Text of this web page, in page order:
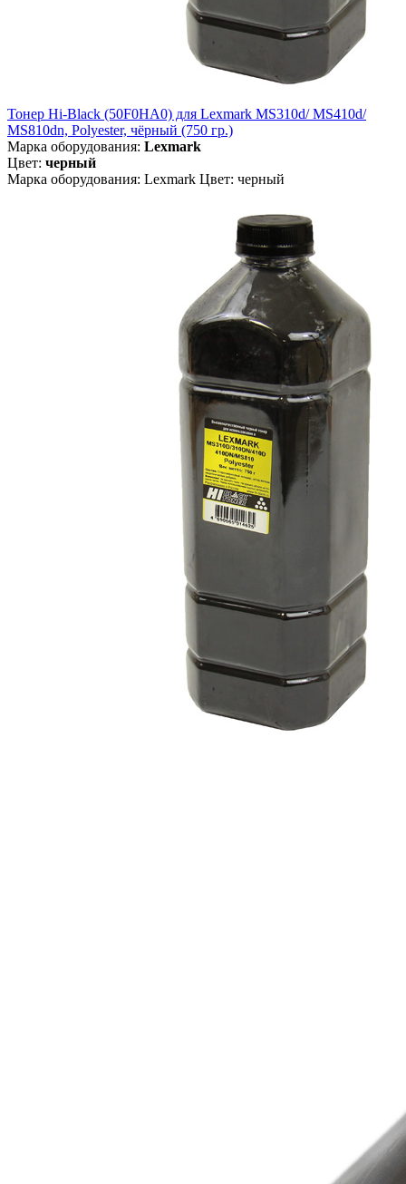
Тонер Hi-Black (50F0HA0) для Lexmark MS310d/ MS410d/
MS810dn, Polyester, чёрный (750 гр.)
Марка оборудования: Lexmark
Цвет: черный
Марка оборудования: Lexmark Цвет: черный